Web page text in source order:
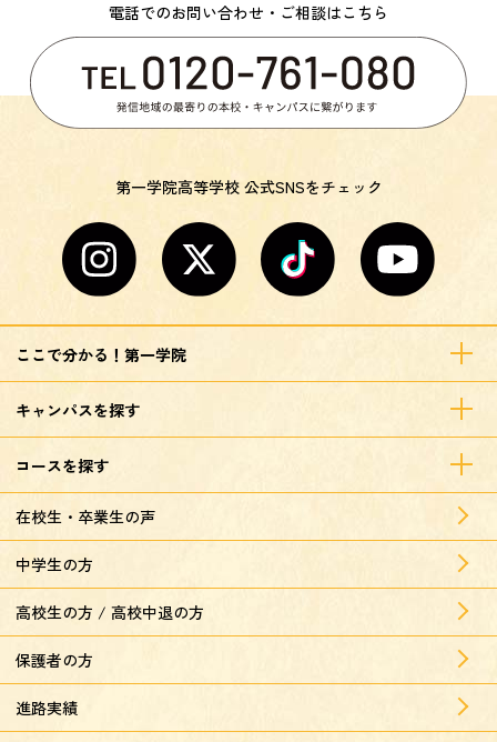
電話でのお問い合わせ・ご相談はこちら
第一学院高等学校 公式SNSをチェック
ここで分かる！第一学院
キャンパスを探す
コースを探す
在校生・卒業生の声
中学生の方
高校生の方 / 高校中退の方
保護者の方
進路実績